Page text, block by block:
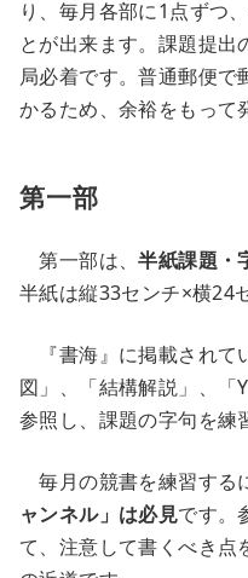
り、毎月各部に1点ずつ
とが出来ます。課題提出
局必着です。普通郵便
かるため、余裕をもって
第一部
第一部は、半紙課題・
半紙は縦33センチ×横24
『書海』に掲載されて
図」、「結構解説」、「
参照し、課題の字句を練
毎月の競書を練習する
ャンネル」は必見です。
て、注意して書くべき点